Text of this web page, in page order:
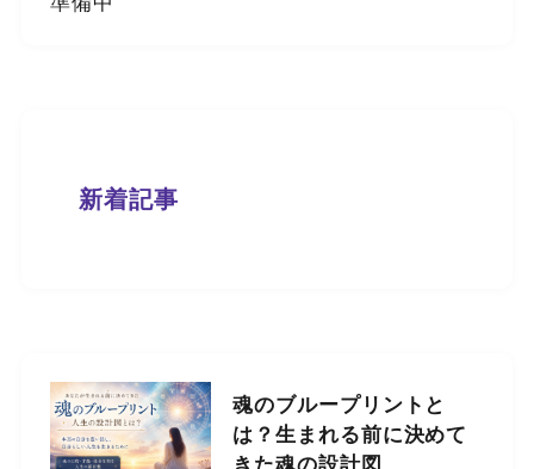
新着記事
魂のブループリントと
は？生まれる前に決めて
きた魂の設計図